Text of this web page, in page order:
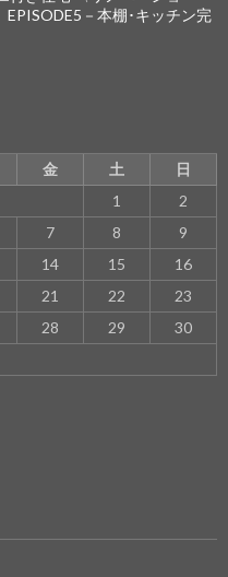
EPISODE5－本棚･キッチン完
金 土
日
1
2
7 8
9
14 15
16
21 22
23
28 29
30